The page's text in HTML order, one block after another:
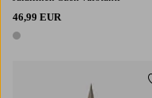
46,99 EUR
1 väri